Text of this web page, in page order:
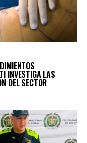
INVESTIGA LAS
DEL SECTOR